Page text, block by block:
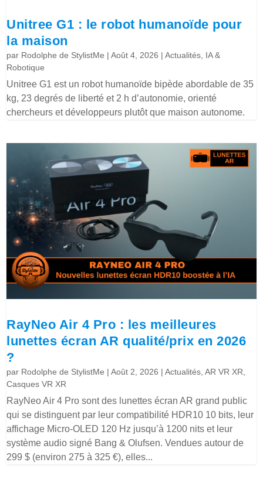
Unitree G1 : le robot humanoïde pour
la maison
par Rodolphe de StylistMe |Août 4, 2026 |Actualités IA &
Robotique
Unitree G1 est un robot humanoïde bipède abordable de 35
kg, 23 degrés de liberté et 2 h d’autonomie, orienté
chercheurs et développeurs plutôt que maison autonome.
RayNeo Air 4 Pro : les meilleures
lunettes écran AR qualité/prix en 2026
?
par Rodolphe de StylistMe |Août 2, 2026 |Actualités ,AR VR XR
Casques VR XR
RayNeo Air 4 Pro sont des lunettes écran AR grand public
qui se distinguent par leur compatibilité HDR10 10 bits, leur
affichage Micro-OLED 120 Hz jusqu’à 1200 nits et leur
système audio signé Bang & Olufsen. Vendues autour de
299 $ (environ 275 à 325 €), elles...